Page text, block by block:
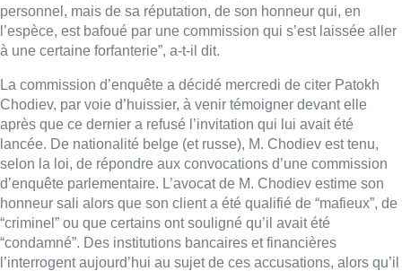
personnel, mais de sa réputation, de son honneur qui, en
l’espèce, est bafoué par une commission qui s’est laissée aller
à une certaine forfanterie”, a-t-il dit.
La commission d’enquête a décidé mercredi de citer Patokh
Chodiev, par voie d’huissier, à venir témoigner devant elle
après que ce dernier a refusé l’invitation qui lui avait été
lancée. De nationalité belge (et russe), M. Chodiev est tenu,
selon la loi, de répondre aux convocations d’une commission
d’enquête parlementaire. L’avocat de M. Chodiev estime son
honneur sali alors que son client a été qualifié de “mafieux”, de
“criminel” ou que certains ont souligné qu’il avait été
“condamné”. Des institutions bancaires et financières
l’interrogent aujourd’hui au sujet de ces accusations, alors qu’il